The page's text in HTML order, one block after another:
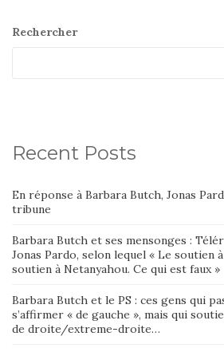
Rechercher
Recent Posts
En réponse à Barbara Butch, Jonas
tribune
Barbara Butch et ses mensonges :
Jonas Pardo, selon lequel « Le soutien
soutien à Netanyahou. Ce qui est faux »
Barbara Butch et le PS : ces gens qui
s’affirmer « de gauche », mais qui
de droite/extreme-droite…